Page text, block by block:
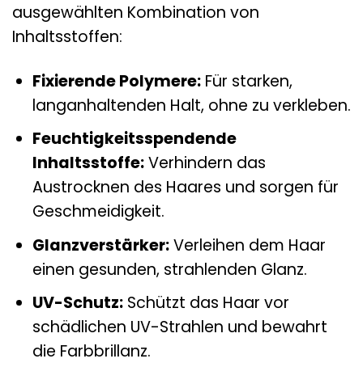
ausgewählten Kombination von
Inhaltsstoffen:
Fixierende Polymere:Für starken,
langanhaltenden Halt, ohne zu verkleben.
Feuchtigkeitsspendende
Inhaltsstoffe:Verhindern das
Austrocknen des Haares und sorgen für
Geschmeidigkeit.
Glanzverstärker:Verleihen dem Haar
einen gesunden, strahlenden Glanz.
UV-Schutz:Schützt das Haar vor
schädlichen UV-Strahlen und bewahrt
die Farbbrillanz.